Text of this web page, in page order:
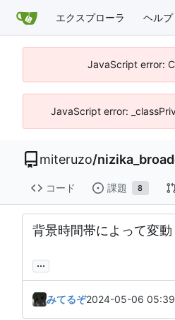
エクスプローラ ヘルプ
JavaScript error:
JavaScript error:
miteruzo/
コード 課題 8
背景時間帯によって変動
...
みてるぞ2024-05-06